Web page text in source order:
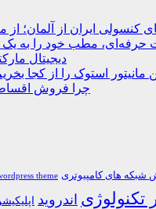
کنسولی ایران از آلمان؛
حرفه‌ای، مطب خود را به یک
دیجیتال
مانیتور استوک را از کجا
چرا فروش
theme شبکه های کامپیوتری
تکنولوژی اندروید